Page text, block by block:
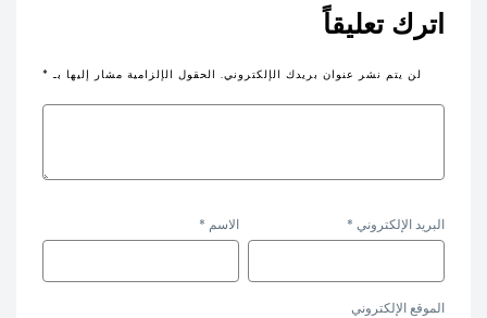
اترك تعليقاً
لن يتم نشر عنوان بريدك الإلكتروني. الحقول الإلزامية مشار إليها بـ *
الاسم * البريد الإلكتروني *
الموقع الإلكتروني